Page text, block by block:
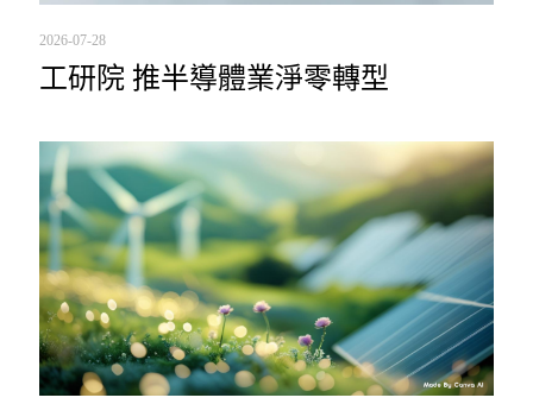
2026-07-28
工研院 推半導體業淨零轉型